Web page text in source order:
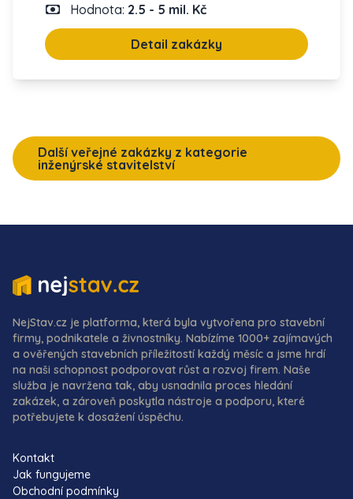
Hodnota: 2.5 - 5 mil. Kč
Detail zakázky
Další veřejné zakázky z kategorie
inženýrské stavitelství
NejStav.cz je platforma, která byla vytvořena pro stavební
firmy, podnikatele a živnostníky. Nabízíme 1000+ zajímavých
a ověřených stavebních příležitostí každý měsíc a jsme hrdí
na naši schopnost podporovat růst a rozvoj firem. Naše
služba je navržena tak, aby usnadnila proces hledání
zakázek, a zároveň poskytla nástroje a podporu, které
potřebujete k dosažení úspěchu.
Kontakt
Jak fungujeme
Obchodní podmínky